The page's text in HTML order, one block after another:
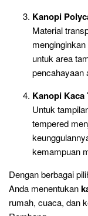
Kanopi
Material
untuk area
pencahayaan
Kanopi Kaca
Untuk
tempered
kemampuan
Dengan berbagai
Anda menentukan
rumah, cuaca, dan